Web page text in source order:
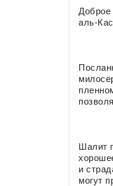
Доброе
аль-
Шалит
и
могут